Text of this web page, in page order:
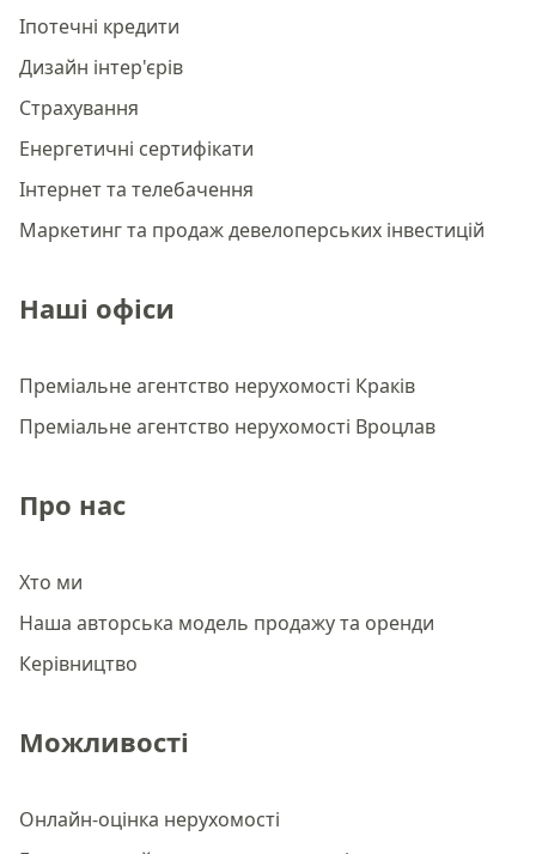
Іпотечні кредити
Дизайн інтер'єрів
Страхування
Енергетичні сертифікати
Інтернет та телебачення
Маркетинг та продаж девелоперських інвестицій
Наші офіси
Преміальне агентство нерухомості Краків
Преміальне агентство нерухомості Вроцлав
Про нас
Хто ми
Наша авторська модель продажу та оренди
Керівництво
Можливості
Онлайн-оцінка нерухомості